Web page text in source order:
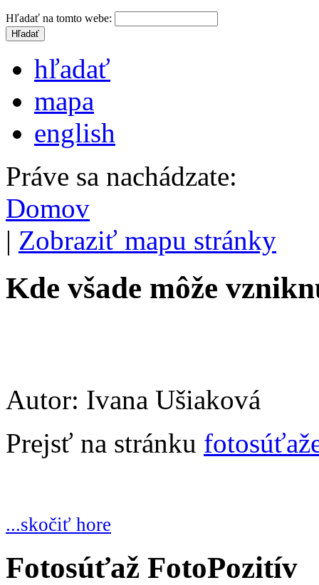
Hľadať na tomto webe:
hľadať
mapa
english
Práve sa nachádzate:
Domov
| Zobraziť mapu stránky
Kde všade môže
Autor: Ivana Ušiaková
Prejsť na stránku
...skočiť hore
Fotosúťaž FotoPozitív